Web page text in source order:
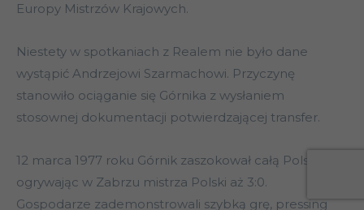
Europy Mistrzów Krajowych.
Niestety w spotkaniach z Realem nie było dane
wystąpić Andrzejowi Szarmachowi. Przyczynę
stanowiło ociąganie się Górnika z wysłaniem
stosownej dokumentacji potwierdzającej transfer.
12 marca 1977 roku Górnik zaszokował całą Polskę,
ogrywając w Zabrzu mistrza Polski aż 3:0.
Gospodarze zademonstrowali szybką grę, pressing